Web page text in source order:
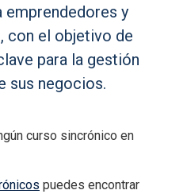
emprendedores y
con el objetivo de
para la gestión
sus negocios.
curso sincrónico en
puedes encontrar